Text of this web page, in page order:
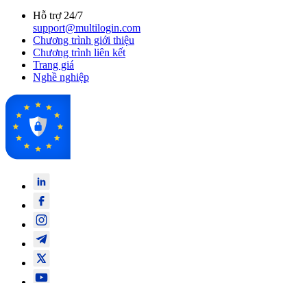
Hỗ trợ 24/7
support@multilogin.com
Chương trình giới thiệu
Chương trình liên kết
Trang giá
Nghề nghiệp